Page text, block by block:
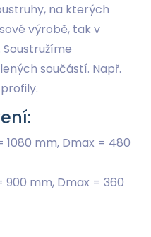
na kterých
výrobě, tak v
součástí. Např.
1080 mm, Dmax = 480
900 mm, Dmax = 360